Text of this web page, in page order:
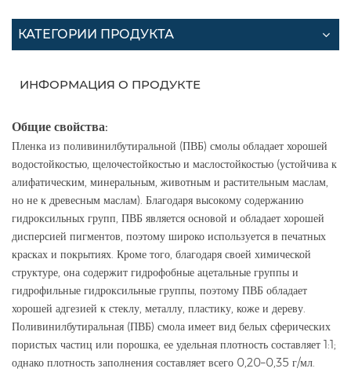
КАТЕГОРИИ ПРОДУКТА
ИНФОРМАЦИЯ О ПРОДУКТЕ
Общие свойства:
Пленка из поливинилбутиральной (ПВБ) смолы обладает хорошей
водостойкостью, щелочестойкостью и маслостойкостью (устойчива к
алифатическим, минеральным, животным и растительным маслам,
но не к древесным маслам). Благодаря высокому содержанию
гидроксильных групп, ПВБ является основой и обладает хорошей
дисперсией пигментов, поэтому широко используется в печатных
красках и покрытиях. Кроме того, благодаря своей химической
структуре, она содержит гидрофобные ацетальные группы и
гидрофильные гидроксильные группы, поэтому ПВБ обладает
хорошей адгезией к стеклу, металлу, пластику, коже и дереву.
Поливинилбутиральная (ПВБ) смола имеет вид белых сферических
пористых частиц или порошка, ее удельная плотность составляет 1:1;
однако плотность заполнения составляет всего 0,20–0,35 г/мл.